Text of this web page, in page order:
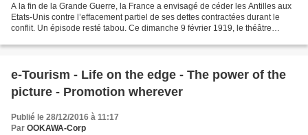
A la fin de la Grande Guerre, la France a envisagé de céder les Antilles aux
Etats-Unis contre l’effacement partiel de ses dettes contractées durant le
conflit. Un épisode resté tabou. Ce dimanche 9 février 1919, le théâtre
e-Tourism - Life on the edge - The power of the
picture - Promotion wherever
Publié le 28/12/2016 à 11:17
Par OOKAWA-Corp